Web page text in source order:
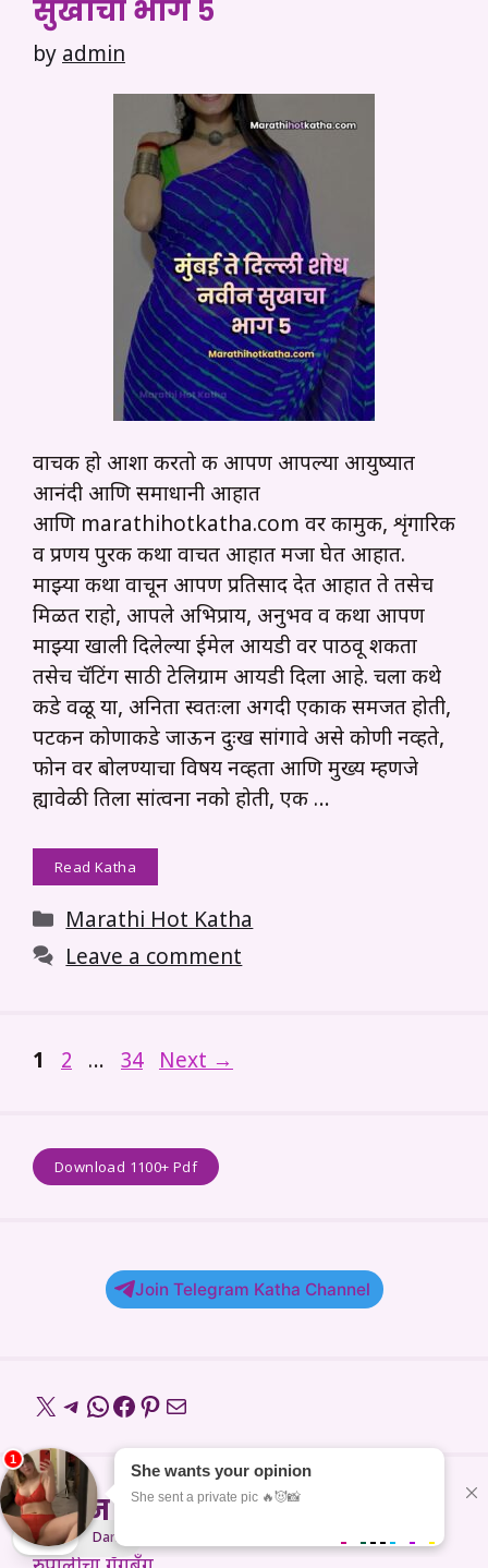
सुखाचा भाग ५
by admin
वाचक हो आशा करतो की आपण आपल्या आयुष्यात
आनंदी आणि समाधानी आहात
आणि marathihotkatha.com वर कामुक, शृंगारिक
व प्रणय पुरक कथा वाचत आहात मजा घेत आहात.
माझ्या कथा वाचून आपण प्रतिसाद देत आहात ते तसेच
मिळत राहो, आपले अभिप्राय, अनुभव व कथा आपण
माझ्या खाली दिलेल्या ईमेल आयडी वर पाठवू शकता
तसेच चॅटिंग साठी टेलिग्राम आयडी दिला आहे. चला कथे
कडे वळू या, अनिता स्वतःला अगदी एकाकी समजत होती,
पटकन कोणाकडे जाऊन दुःख सांगावे असे कोणी नव्हते,
फोन वर बोलण्याचा विषय नव्हता आणि मुख्य म्हणजे
ह्यावेळी तिला सांत्वना नको होती, एक …
Read Katha
Categories
Marathi Hot Katha
Leave a comment
Page
1 Page
2 … Page
34 Next→
Download 1100+ Pdf
Join Telegram Katha Channel
X Telegram
WhatsApp
Facebook
Pinterest
Mail
नवीन कथा
Light Dark